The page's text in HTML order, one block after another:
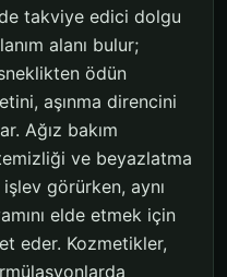
takviye edici dolgu
alanı bulur;
ödün
aşınma direncini
Ağız bakım
ve beyazlatma
işlev görürken, aynı
elde etmek için
eder. Kozmetikler,